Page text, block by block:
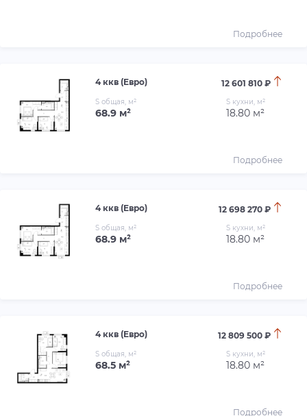
Подробнее
4 ккв (Евро) 12 601 810 ₽
S общая, м²
68.9 м²
S кухни, м²
18.80 м²
Подробнее
4 ккв (Евро) 12 698 270 ₽
S общая, м²
68.9 м²
S кухни, м²
18.80 м²
Подробнее
4 ккв (Евро) 12 809 500 ₽
S общая, м²
68.5 м²
S кухни, м²
18.80 м²
Подробнее